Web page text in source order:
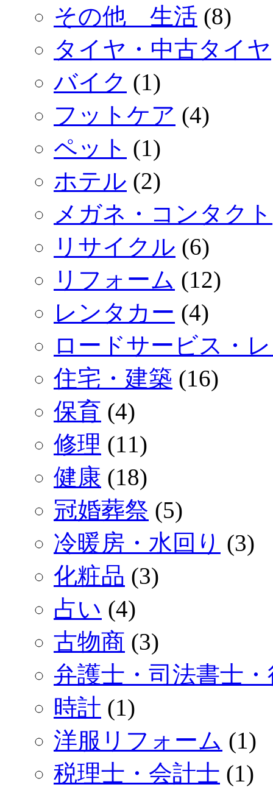
その他 生活 (8)
タイヤ・中古タイヤ
バイク (1)
フットケア (4)
ペット (1)
ホテル (2)
メガネ・コンタクト
リサイクル (6)
リフォーム (12)
レンタカー (4)
ロードサービス・
住宅・建築 (16)
保育 (4)
修理 (11)
健康 (18)
冠婚葬祭 (5)
冷暖房・水回り (3)
化粧品 (3)
占い (4)
古物商 (3)
弁護士・司法書士
時計 (1)
洋服リフォーム (1)
税理士・会計士 (1)